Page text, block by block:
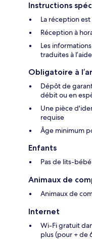
Instructions
La réception
Réception à
Les
traduites à
Obligatoire à
Dépôt de
débit ou en
Une pièce
requise
Âge minimum
Enfants
Pas de lits-bébé
Animaux de
Animaux de
Internet
Wi-Fi gratuit
plus (pour + de